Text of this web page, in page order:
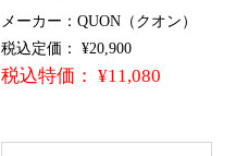
メーカー：QUON（クオン）
税込定価： ¥20,900
税込特価： ¥11,080